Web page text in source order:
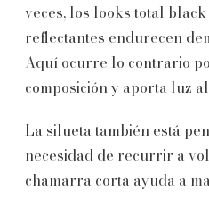
veces, los looks total
reflectantes endurecen
Aquí ocurre lo contrario
composición y aporta luz
La silueta también está
necesidad de recurrir a
chamarra corta ayuda a